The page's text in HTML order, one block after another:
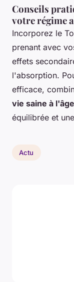
Conseils
votre régime
Incorporez le
prenant avec
effets
l'absorption.
efficace,
vie saine à
équilibrée et
Actu